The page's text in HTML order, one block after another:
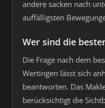
andere sacken nach
auffälligsten
Wer sind die
Die Frage nach dem
Wertingen lässt sich
beantworten. Das
berücksichtigt die